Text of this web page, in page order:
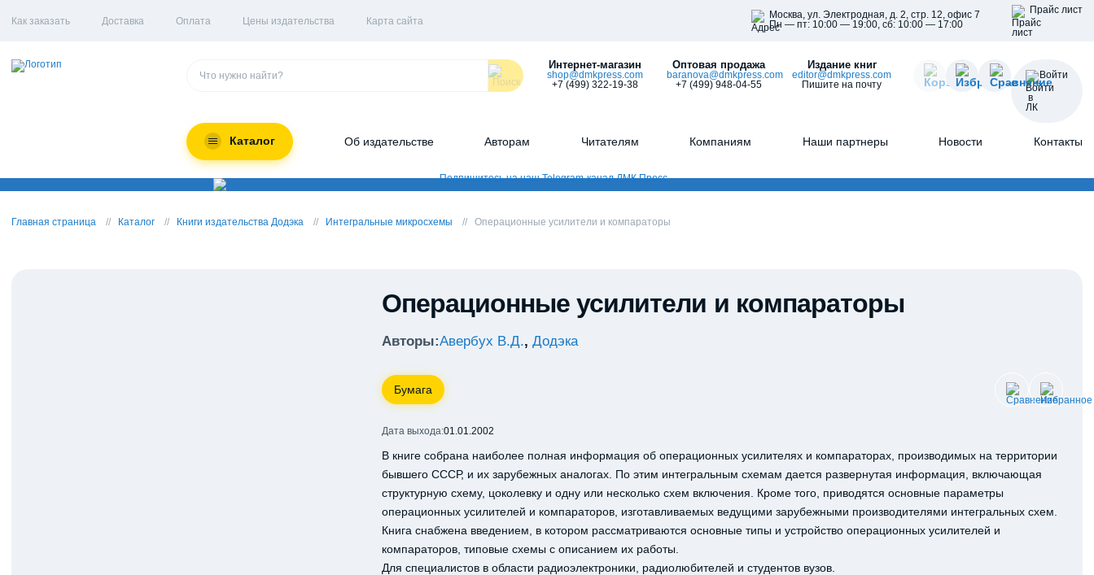
Как заказать Доставка Оплата Цены издательства Карта сайта
Москва, ул. Электродная, д. 2, стр. 12, офис 7
Пн — пт: 10:00 — 19:00, сб: 10:00 — 17:00
Прайс лист
Интернет-магазин
shop@dmkpress.com
+7 (499) 322-19-38
Оптовая продажа
baranova@dmkpress.com
+7 (499) 948-04-55
Издание книг
editor@dmkpress.com
Пишите на почту
Войти
Каталог Об издательстве Авторам Читателям Компаниям Наши партнеры Новости Контакты
Главная страница Каталог Книги издательства Додэка Интегральные микросхемы Операционные усилители и компараторы
Операционные усилители и компараторы
Авторы:Авербух В.Д., Додэка
Бумага
Дата выхода:01.01.2002
В книге собрана наиболее полная информация об операционных усилителях и компараторах, производимых на территории
бывшего СССР, и их зарубежных аналогах. По этим интегральным схемам дается развернутая информация, включающая
структурную схему, цоколевку и одну или несколько схем включения. Кроме того, приводятся основные параметры
операционных усилителей и компараторов, изготавливаемых ведущими зарубежными производителями интегральных схем.
Книга снабжена введением, в котором рассматриваются основные типы и устройство операционных усилителей и
компараторов, типовые схемы с описанием их работы.
Для специалистов в области радиоэлектроники, радиолюбителей и студентов вузов.